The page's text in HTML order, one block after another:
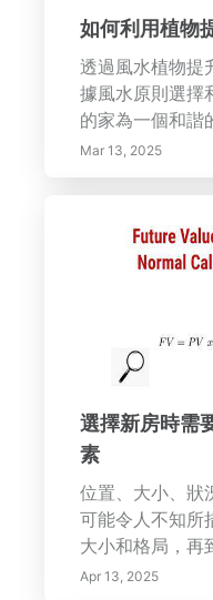
進積極的氛圍。
的生活體驗，創
境。
如何利用植物
透過風水植物提
據風水原則選擇
的家為一個和諧
解基礎風水原則
位置技巧以增強
何提升您的生
靜。保持健康的
量，滋養身體
的家庭環境，
Mar 13, 2025
選擇新房時需
素
位置、大小、狀
可能令人不知所
大小和格局，再
資潛力，都需要
Apr 13, 2025